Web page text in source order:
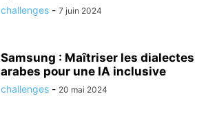
challenges - 7 juin 2024
Samsung : Maîtriser les dialectes
arabes pour une IA inclusive
challenges - 20 mai 2024